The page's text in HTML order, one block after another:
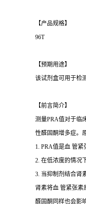
【产品规格】
96T
【预期用途】
该试剂盒可用于检
【前言简介】
测量PRA值对于临
性醛固酮增多症。
1. PRA值是血 管
2. 在低浓度的情况
3. 当抑制剂结合肾
肾素将血 管紧张素
醛固酮同样也会影